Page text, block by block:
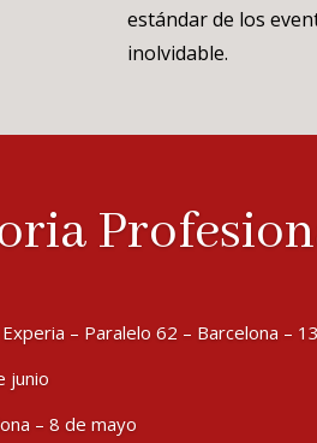
estándar de los
inolvidable.
– Paralelo 62 – Barcelona –
junio
– 8 de mayo